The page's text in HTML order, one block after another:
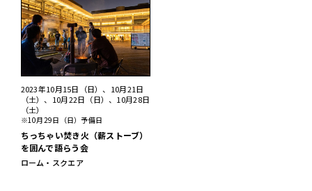
2023年10月15日（日）、10月21日
（土）、10月22日（日）、10月28日
（土）
※10月29日（日）予備日
ちっちゃい焚き火（薪ストーブ）
を囲んで語らう会
ローム・スクエア